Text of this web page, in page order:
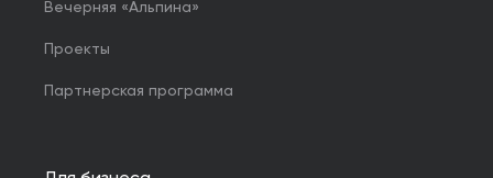
Вечерняя «Альпина»
Проекты
Партнерская программа